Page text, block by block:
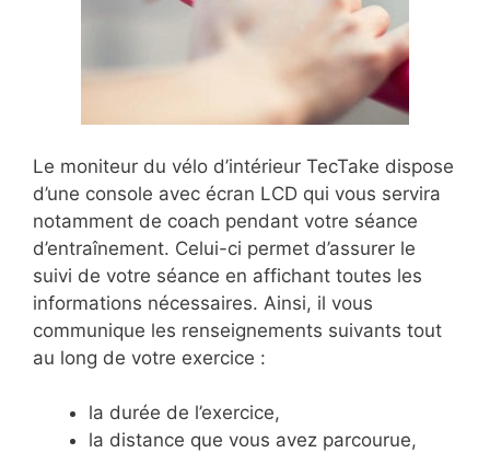
Le moniteur du vélo d’intérieur TecTake dispose
d’une console avec écran LCD qui vous servira
notamment de coach pendant votre séance
d’entraînement. Celui-ci permet d’assurer le
suivi de votre séance en affichant toutes les
informations nécessaires. Ainsi, il vous
communique les renseignements suivants tout
au long de votre exercice :
la durée de l’exercice,
la distance que vous avez parcourue,